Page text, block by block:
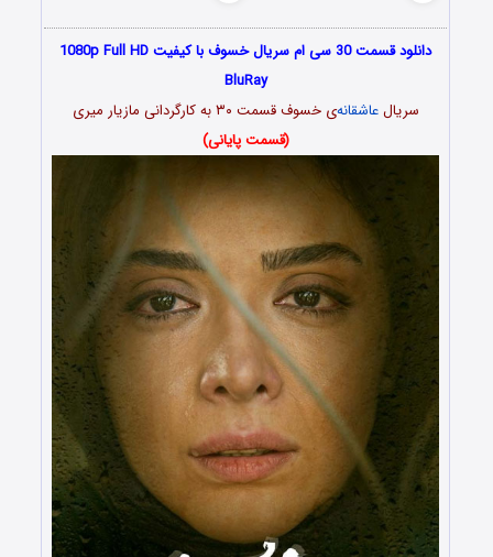
دانلود قسمت 30 سی ام سریال خسوف با کیفیت 1080p Full HD
BluRay
سریالعاشقانه‌ی خسوف قسمت ۳۰ به کارگردانی مازیار میری
(قسمت پایانی)